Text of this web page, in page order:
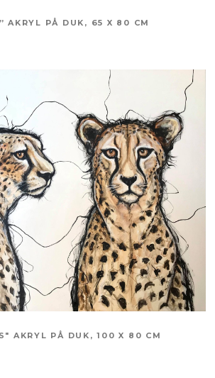
AKRYL PÅ DUK, 65 X 80 CM
AKRYL PÅ DUK, 100 X 80 CM